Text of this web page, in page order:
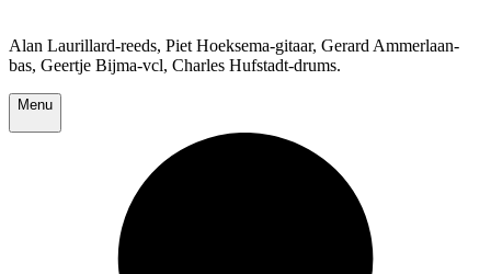
Alan Laurillard-reeds, Piet Hoeksema-gitaar, Gerard Ammerlaan-
bas, Geertje Bijma-vcl, Charles Hufstadt-drums.
Menu